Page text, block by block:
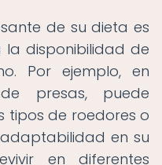
de su dieta es
disponibilidad de
Por ejemplo, en
presas, puede
tipos de roedores o
adaptabilidad en su
en diferentes